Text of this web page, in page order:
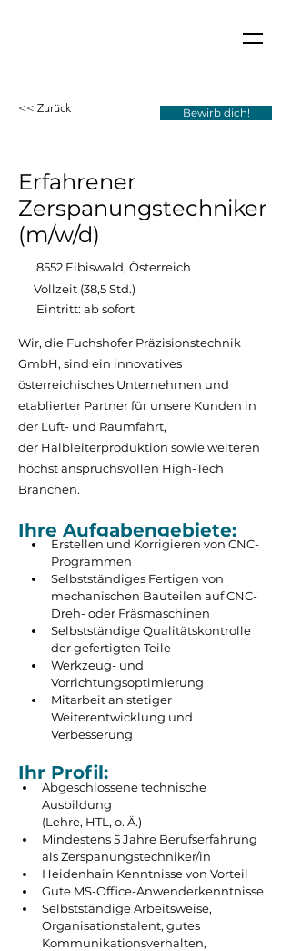
<< Zurück Bewirb dich!
Erfahrener
Zerspanungstechniker
(m/w/d)
8552 Eibiswald, Österreich
Vollzeit (38,5 Std.)
Eintritt: ab sofort
Wir, die Fuchshofer Präzisionstechnik
GmbH, sind ein innovatives
österreichisches Unternehmen und
etablierter Partner für unsere Kunden in
der Luft- und Raumfahrt,
der Halbleiterproduktion sowie weiteren
höchst anspruchsvollen High-Tech
Branchen.
Ihre Aufgabengebiete:
Ihr Profil:
Erstellen und Korrigieren von CNC-
Programmen
Selbstständiges Fertigen von
mechanischen Bauteilen auf CNC-
Dreh- oder Fräsmaschinen
Selbstständige Qualitätskontrolle
der gefertigten Teile
Werkzeug- und
Vorrichtungsoptimierung
Mitarbeit an stetiger
Weiterentwicklung und
Verbesserung
Abgeschlossene technische
Ausbildung
(Lehre, HTL, o. Ä.)
Mindestens 5 Jahre Berufserfahrung
als Zerspanungstechniker/in
Heidenhain Kenntnisse von Vorteil
Gute MS-Office-Anwenderkenntnisse
Selbstständige Arbeitsweise,
Organisationstalent, gutes
Kommunikationsverhalten,